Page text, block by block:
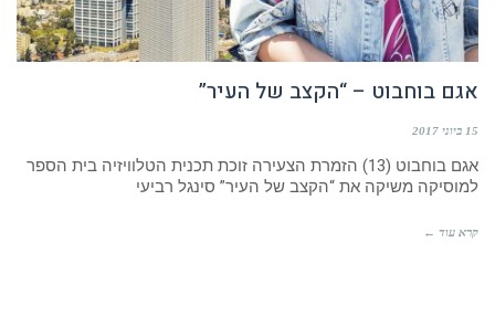
אגם בוחבוט – “הקצב של העיר”
15 ביוני 2017
אגם בוחבוט (13) הזמרת הצעירה זוכת תכנית הטלוויזיה בית הספר
למוסיקה משיקה את “הקצב של העיר” סינגל רביעי
קרא עוד ←